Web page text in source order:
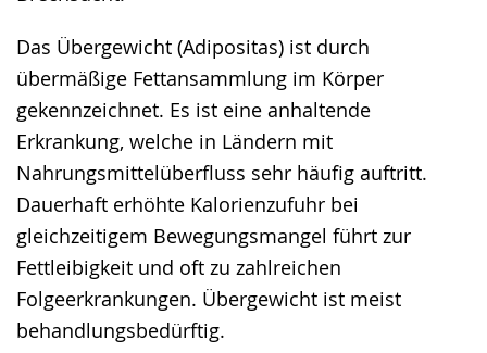
Das Übergewicht (Adipositas) ist durch
übermäßige Fettansammlung im Körper
gekennzeichnet. Es ist eine anhaltende
Erkrankung, welche in Ländern mit
Nahrungsmittelüberfluss sehr häufig auftritt.
Dauerhaft erhöhte Kalorienzufuhr bei
gleichzeitigem Bewegungsmangel führt zur
Fettleibigkeit und oft zu zahlreichen
Folgeerkrankungen. Übergewicht ist meist
behandlungsbedürftig.